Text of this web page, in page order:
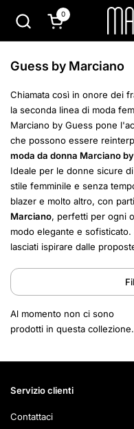
Passa ai contenuti
Apri carrello
0
Guess by Marciano
Chiamata così in onore dei
la seconda linea di moda
Marciano by Guess pone
che possono essere
moda da donna Marciano
Ideale per le donne sicure
stile femminile e senza
blazer e molto altro, con
Marciano, perfetti per ogni
modo elegante e
lasciati ispirare dalle
Al momento non ci sono
prodotti in questa collezione.
Servizio clienti
Contattaci